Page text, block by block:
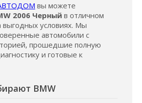
вы можете
2006 Черный в отличном
выгодных условиях. Мы
автомобили с
прошедшие полную
и готовые к
BMW